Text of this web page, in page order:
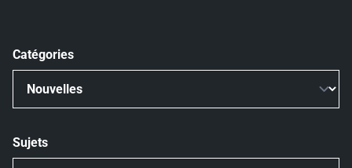
Catégories
Sujets